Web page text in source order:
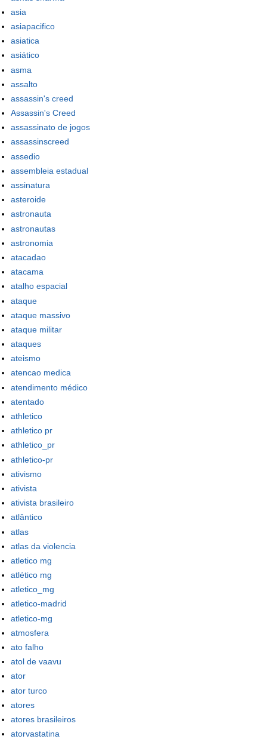
asia
asiapacifico
asiatica
asiático
asma
assalto
assassin's creed
Assassin's Creed
assassinato de jogos
assassinscreed
assedio
assembleia estadual
assinatura
asteroide
astronauta
astronautas
astronomia
atacadao
atacama
atalho espacial
ataque
ataque massivo
ataque militar
ataques
ateismo
atencao medica
atendimento médico
atentado
athletico
athletico pr
athletico_pr
athletico-pr
ativismo
ativista
ativista brasileiro
atlântico
atlas
atlas da violencia
atletico mg
atlético mg
atletico_mg
atletico-madrid
atletico-mg
atmosfera
ato falho
atol de vaavu
ator
ator turco
atores
atores brasileiros
atorvastatina